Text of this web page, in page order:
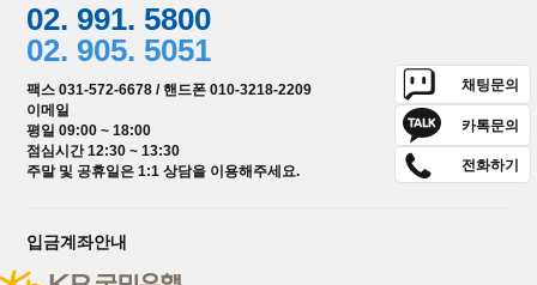
02. 991. 5800
02. 905. 5051
팩스 031-572-6678 / 핸드폰 010-3218-2209
이메일
평일 09:00 ~ 18:00
점심시간 12:30 ~ 13:30
주말 및 공휴일은 1:1 상담을 이용해주세요.
채팅문의
카톡문의
전화하기
입금계좌안내